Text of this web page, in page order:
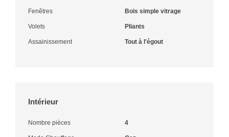
Fenêtres Bois simple vitrage
Volets Pliants
Assainissement Tout à l'égout
Intérieur
Nombre pièces 4